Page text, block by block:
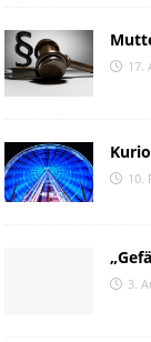
17.
10.
3.